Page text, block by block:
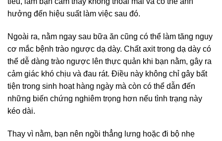
hưởng đến hiệu suất làm việc sau đó.
Ngoài ra, nằm ngay sau bữa ăn cũng có thể làm tăng nguy
cơ mắc bệnh trào ngược dạ dày. Chất axit trong dạ dày có
thể dễ dàng trào ngược lên thực quản khi bạn nằm, gây ra
cảm giác khó chịu và đau rát. Điều này không chỉ gây bất
tiện trong sinh hoạt hàng ngày mà còn có thể dẫn đến
những biến chứng nghiêm trọng hơn nếu tình trạng này
kéo dài.
Thay vì nằm, bạn nên ngồi thẳng lưng hoặc đi bộ nhẹ